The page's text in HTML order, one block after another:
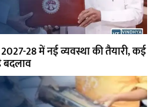
28 में नई व्यवस्था की तैयारी, कई
बदलाव